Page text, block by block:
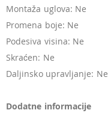
Montaža uglova: Ne
Promena boje: Ne
Podesiva visina: Ne
Skraćen: Ne
Daljinsko upravljanje: Ne
Dodatne informacije